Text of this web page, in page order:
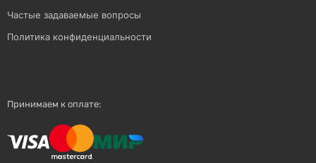
Частые задаваемые вопросы
Политика конфиденциальности
Принимаем к оплате: